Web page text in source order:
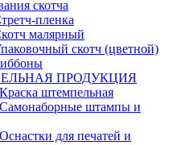
скотча
пленка
малярный
скотч (цветной)
ПРОДУКЦИЯ
штемпельная
штампы и
для печатей и